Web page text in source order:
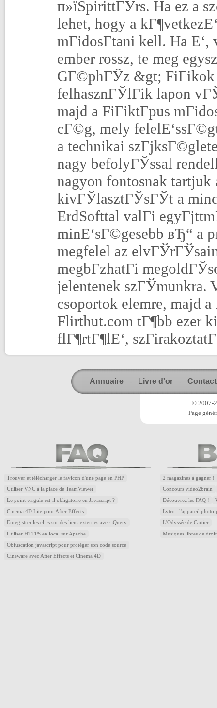
п»їSpirittГЎrs. Ha ez a
lehet, hogy a
mГіdosГ­tani kell. Ha
ember rossz, te meg
GГ©phГЎz &gt;
felhasznГЎlГіk lapon
majd a FiГіktГ­pus
cГ©g, mely
a technikai
nagy befolyГЎssal
nagyon fontosnak tartjuk
kivГЎlasztГЎsГЎt a
ErdSofttal valГі
minЕ‘sГ©gesebb вЂ“ a
megfelel az
megbГ­zhatГі
jelentenek szГЎmunkra.
csoportok elemre, majd
Flirthut.com tГ¶bb ezer
flГ¶rtГ¶lЕ‘,
Annuaire - Livre d'or - Contact
© 2007-
Page
Trouver et télécharger le favicon d'une page en PHP
Utiliser VNC à la place de TeamViewer
Le point virgule est-il obligatoire en Javascript ?
Cinema 4D Lite pour After Effects
Enregistrer les clics sur des liens externes avec jQuery
Utiliser HTTPS en local sur Apache
Obfuscation javascript pour protéger son code source
Cineware avec After Effects et Cinema 4D
2 magazines à gagner !
Concours video2brain
Découvrez les FAQ !
Lytro : l'appareil photo
L'Odyssée de Cartier
Musiques libres de